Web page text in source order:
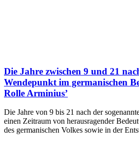
Die Jahre zwischen 9 und 21
Wendepunkt im germanischen
Rolle Arminius’
Die Jahre von 9 bis 21 nach der
einen Zeitraum von herausragender
des germanischen Volkes sowie in der